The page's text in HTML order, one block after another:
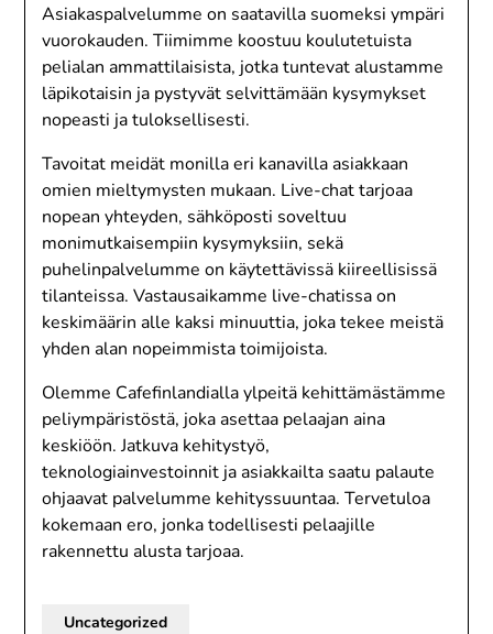
Asiakaspalvelumme on saatavilla suomeksi ympäri
vuorokauden. Tiimimme koostuu koulutetuista
pelialan ammattilaisista, jotka tuntevat alustamme
läpikotaisin ja pystyvät selvittämään kysymykset
nopeasti ja tuloksellisesti.
Tavoitat meidät monilla eri kanavilla asiakkaan
omien mieltymysten mukaan. Live-chat tarjoaa
nopean yhteyden, sähköposti soveltuu
monimutkaisempiin kysymyksiin, sekä
puhelinpalvelumme on käytettävissä kiireellisissä
tilanteissa. Vastausaikamme live-chatissa on
keskimäärin alle kaksi minuuttia, joka tekee meistä
yhden alan nopeimmista toimijoista.
Olemme Cafefinlandialla ylpeitä kehittämästämme
peliympäristöstä, joka asettaa pelaajan aina
keskiöön. Jatkuva kehitystyö,
teknologiainvestoinnit ja asiakkailta saatu palaute
ohjaavat palvelumme kehityssuuntaa. Tervetuloa
kokemaan ero, jonka todellisesti pelaajille
rakennettu alusta tarjoaa.
Uncategorized